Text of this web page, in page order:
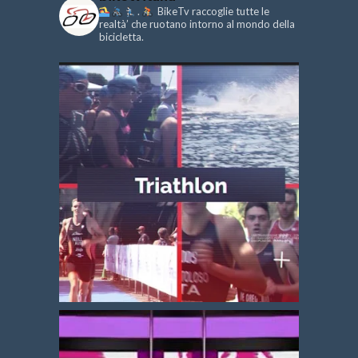
.
BikeTv raccoglie tutte le
realtà’ che ruotano intorno al mondo della
bicicletta.